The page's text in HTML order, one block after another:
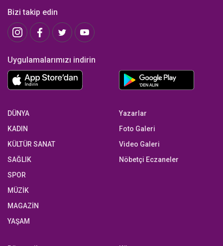
Bizi takip edin
Uygulamalarımızı indirin
DÜNYA
KADIN
KÜLTÜR SANAT
SAĞLIK
SPOR
MÜZİK
MAGAZİN
YAŞAM
Yazarlar
Foto Galeri
Video Galeri
Nöbetçi Eczaneler